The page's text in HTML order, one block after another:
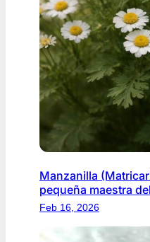
Manzanilla
pequeña maestra
Feb 16, 2026